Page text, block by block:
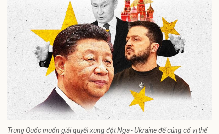
Trung Quốc muốn giải quyết xung đột Nga - Ukraine để củng cố vị thế